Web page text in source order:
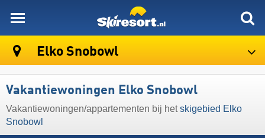
Elko Snobowl
Vakantiewoningen Elko Snobowl
Vakantiewoningen/appartementen bij hetskigebied Elko
Snobowl